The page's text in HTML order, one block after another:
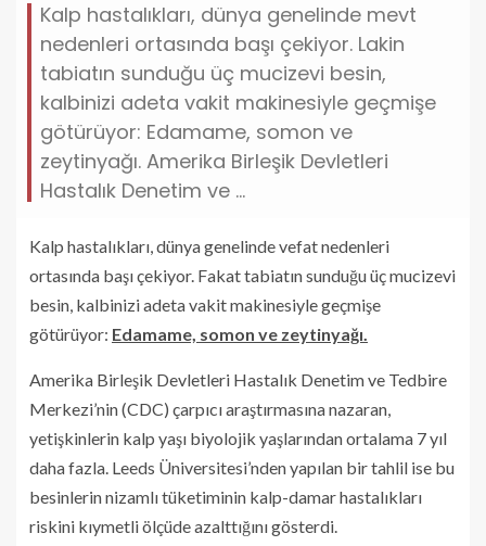
Kalp hastalıkları, dünya genelinde mevt
nedenleri ortasında başı çekiyor. Lakin
tabiatın sunduğu üç mucizevi besin,
kalbinizi adeta vakit makinesiyle geçmişe
götürüyor: Edamame, somon ve
zeytinyağı. Amerika Birleşik Devletleri
Hastalık Denetim ve ...
Kalp hastalıkları, dünya genelinde vefat nedenleri
ortasında başı çekiyor. Fakat tabiatın sunduğu üç mucizevi
besin, kalbinizi adeta vakit makinesiyle geçmişe
götürüyor: Edamame, somon ve zeytinyağı.
Amerika Birleşik Devletleri Hastalık Denetim ve Tedbire
Merkezi’nin (CDC) çarpıcı araştırmasına nazaran,
yetişkinlerin kalp yaşı biyolojik yaşlarından ortalama 7 yıl
daha fazla. Leeds Üniversitesi’nden yapılan bir tahlil ise bu
besinlerin nizamlı tüketiminin kalp-damar hastalıkları
riskini kıymetli ölçüde azalttığını gösterdi.